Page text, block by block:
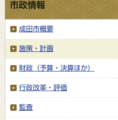
市政情報
成田市概要
施策・計画
財政（予算・決算ほか）
行政改革・評価
監査